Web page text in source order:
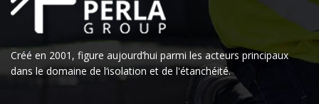
Créé en 2001, figure aujourd’hui parmi les acteurs principaux
dans le domaine de l‘isolation et de l'étanchéité.